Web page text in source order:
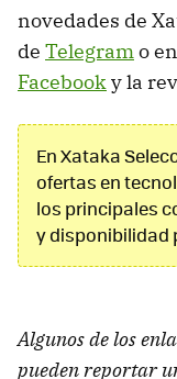
novedades de
de Telegramo
Facebooky la
En Xataka
ofertas en
los principales
y disponibilidad
Algunos de los
pueden reportar